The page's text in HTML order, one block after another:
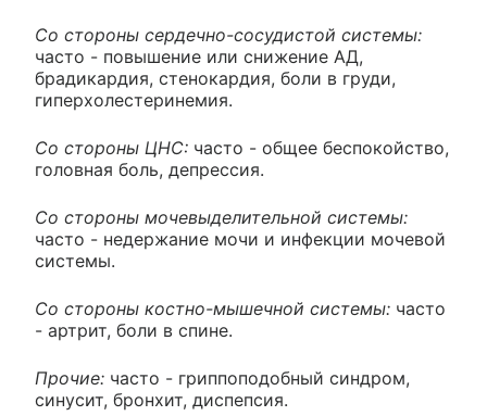
Со стороны сердечно-сосудистой системы:
часто - повышение или снижение АД,
брадикардия, стенокардия, боли в груди,
гиперхолестеринемия.
Со стороны ЦНС: часто - общее беспокойство,
головная боль, депрессия.
Со стороны мочевыделительной системы:
часто - недержание мочи и инфекции мочевой
системы.
Со стороны костно-мышечной системы: часто
- артрит, боли в спине.
Прочие: часто - гриппоподобный синдром,
синусит, бронхит, диспепсия.